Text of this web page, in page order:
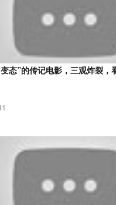
变态”的传记电影，三观炸裂